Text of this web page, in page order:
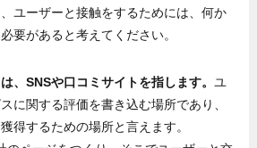
ユーザーと接触をするためには、何か
要があると考えてください。
は、SNSや口コミサイトを指します。ユ
に関する評価を書き込む場所であり、
得するための場所と言えます。